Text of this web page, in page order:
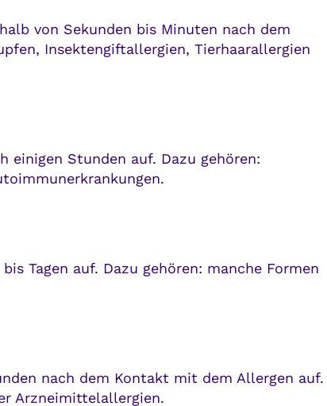
von Sekunden bis Minuten nach dem
Insektengiftallergien, Tierhaarallergien
Stunden auf. Dazu gehören:
Tagen auf. Dazu gehören: manche Formen
nach dem Kontakt mit dem Allergen auf.
Arzneimittelallergien.